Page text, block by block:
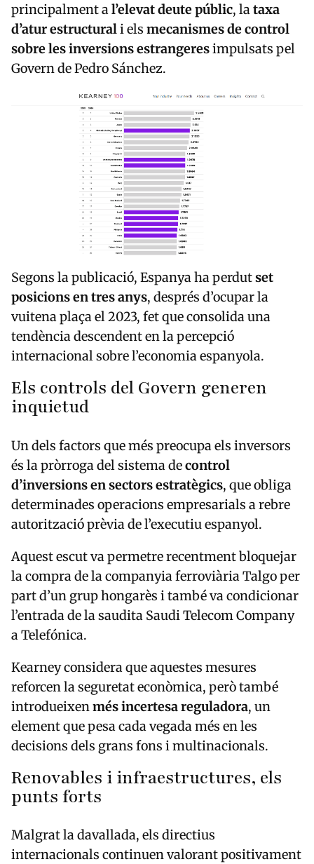
principalment al’elevat deute públic, lataxa
d’atur estructurali els mecanismes de control
sobre les inversions estrangeresimpulsats pel
Govern dePedro Sánchez.
Segons la publicació, Espanya ha perdutset
posicions en tres anys, després d’ocupar la
vuitena plaça el 2023, fet que consolida una
tendència descendent en la percepció
internacional sobre l’economia espanyola.
Els controls del Govern generen
inquietud
Un dels factors que més preocupa els inversors
és la pròrroga del sistema decontrol
d’inversions en sectors estratègics, que obliga
determinades operacions empresarials a rebre
autorització prèvia de l’executiu espanyol.
Aquest escut va permetre recentment bloquejar
la compra de la companyia ferroviàriaTalgoper
part d’un grup hongarès i també va condicionar
l’entrada de la saudita Saudi Telecom Company
aTelefónica.
Kearney considera que aquestes mesures
reforcen la seguretat econòmica, però també
introdueixenmés incertesa reguladora, un
element que pesa cada vegada més en les
decisions dels grans fons i multinacionals.
Renovables i infraestructures, els
punts forts
Malgrat la davallada, els directius
internacionals continuen valorant positivament